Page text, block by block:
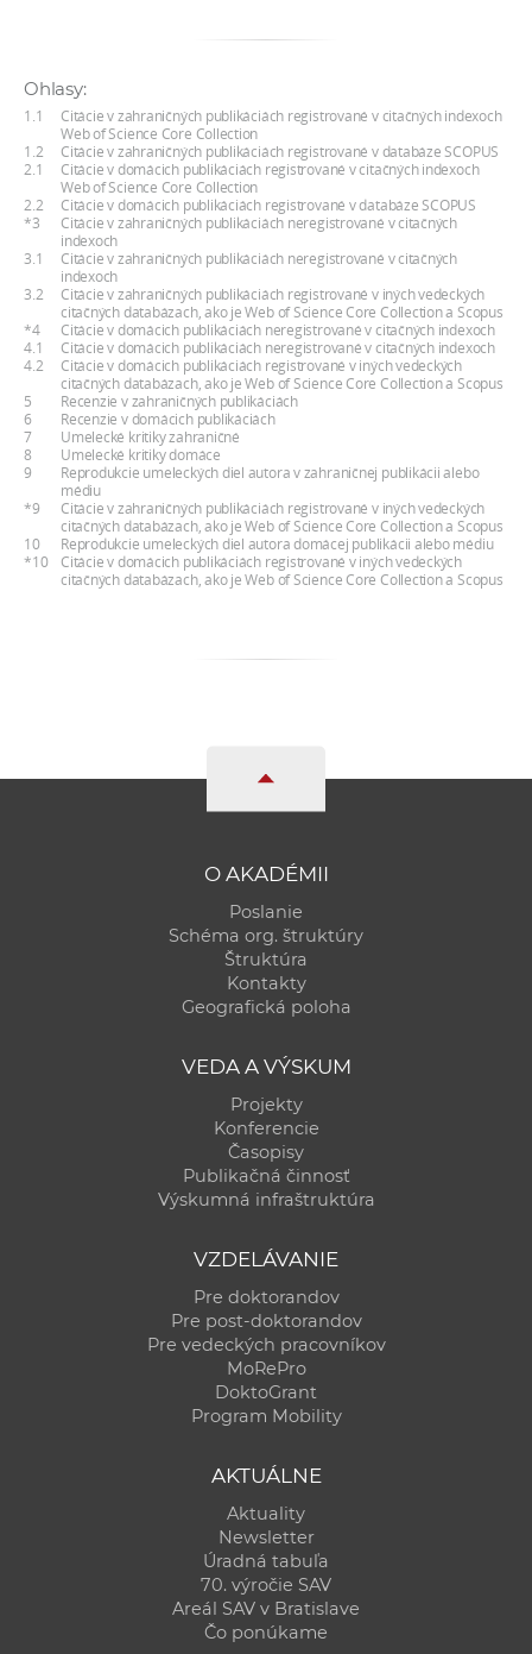
Ohlasy:
1.1
Citácie v zahraničných publikáciách registrované v citačných indexoch
Web of Science Core Collection
1.2
Citácie v zahraničných publikáciách registrované v databáze SCOPUS
2.1
Citácie v domácich publikáciách registrované v citačných indexoch
Web of Science Core Collection
2.2
Citácie v domácich publikáciách registrované v databáze SCOPUS
*3
Citácie v zahraničných publikáciách neregistrované v citačných
indexoch
3.1
Citácie v zahraničných publikáciách neregistrované v citačných
indexoch
3.2
Citácie v zahraničných publikáciách registrované v iných vedeckých
citačných databázach, ako je Web of Science Core Collection a Scopus
*4
Citácie v domácich publikáciách neregistrované v citačných indexoch
4.1
Citácie v domácich publikáciách neregistrované v citačných indexoch
4.2
Citácie v domácich publikáciách registrované v iných vedeckých
citačných databázach, ako je Web of Science Core Collection a Scopus
5
Recenzie v zahraničných publikáciách
6
Recenzie v domácich publikáciách
7
Umelecké kritiky zahraničné
8
Umelecké kritiky domáce
9
Reprodukcie umeleckých diel autora v zahraničnej publikácii alebo
médiu
*9
Citácie v zahraničných publikáciách registrované v iných vedeckých
citačných databázach, ako je Web of Science Core Collection a Scopus
10
Reprodukcie umeleckých diel autora domácej publikácii alebo médiu
*10
Citácie v domácich publikáciách registrované v iných vedeckých
citačných databázach, ako je Web of Science Core Collection a Scopus
O AKADÉMII
Poslanie
Schéma org. štruktúry
Štruktúra
Kontakty
Geografická poloha
VEDA A VÝSKUM
Projekty
Konferencie
Časopisy
Publikačná činnosť
Výskumná infraštruktúra
VZDELÁVANIE
Pre doktorandov
Pre post-doktorandov
Pre vedeckých pracovníkov
MoRePro
DoktoGrant
Program Mobility
AKTUÁLNE
Aktuality
Newsletter
Úradná tabuľa
70. výročie SAV
Areál SAV v Bratislave
Čo ponúkame